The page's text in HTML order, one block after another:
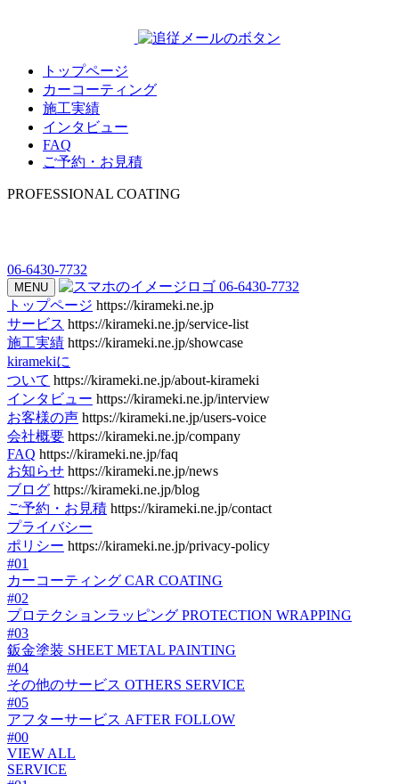
トップページ
カーコーティング
施工実績
インタビュー
FAQ
ご予約・お見積
PROFESSIONAL COATING
06-6430-7732
MENU
06-6430-7732
トップページ https://kirameki.ne.jp
サービス https://kirameki.ne.jp/service-list
施工実績 https://kirameki.ne.jp/showcase
kiramekiに
ついて https://kirameki.ne.jp/about-kirameki
インタビュー https://kirameki.ne.jp/interview
お客様の声 https://kirameki.ne.jp/users-voice
会社概要 https://kirameki.ne.jp/company
FAQ https://kirameki.ne.jp/faq
お知らせ https://kirameki.ne.jp/news
ブログ https://kirameki.ne.jp/blog
ご予約・お見積 https://kirameki.ne.jp/contact
プライバシー
ポリシー https://kirameki.ne.jp/privacy-policy
#01
カーコーティング CAR COATING
#02
プロテクションラッピング PROTECTION WRAPPING
#03
鈑金塗装 SHEET METAL PAINTING
#04
その他のサービス OTHERS SERVICE
#05
アフターサービス AFTER FOLLOW
#00
VIEW ALL
SERVICE